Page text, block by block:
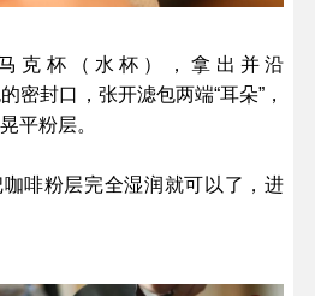
克杯（水杯），拿出并沿
密封口，张开滤包两端“耳朵”，
平粉层。
啡粉层完全湿润就可以了，进